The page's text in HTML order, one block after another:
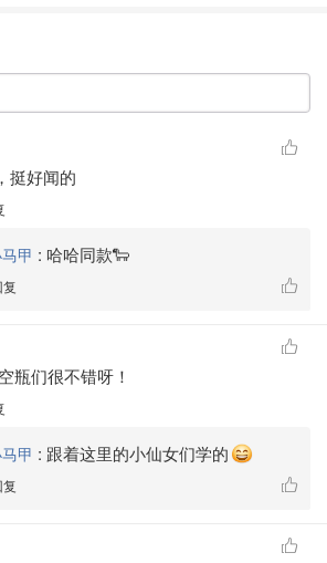
corrective cream🌟🌟🌟
大方了，够用几次。似乎有点生姜的
挺好闻的
甲 : 哈哈同款🐑
复
瓶们很不错呀！
甲 : 跟着这里的小仙女们学的
复